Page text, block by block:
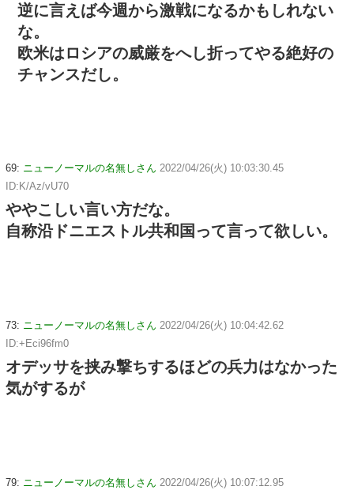
逆に言えば今週から激戦になるかもしれない
な。
欧米はロシアの威厳をへし折ってやる絶好の
チャンスだし。
69: ニューノーマルの名無しさん 2022/04/26(火) 10:03:30.45
ID:K/Az/vU70
ややこしい言い方だな。
自称沿ドニエストル共和国って言って欲しい。
73: ニューノーマルの名無しさん 2022/04/26(火) 10:04:42.62
ID:+Eci96fm0
オデッサを挟み撃ちするほどの兵力はなかった
気がするが
79: ニューノーマルの名無しさん 2022/04/26(火) 10:07:12.95